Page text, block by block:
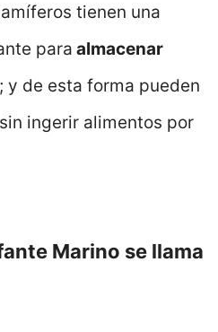
tienen una
para almacenar
; y de esta forma pueden
ingerir alimentos por
Marino se llama